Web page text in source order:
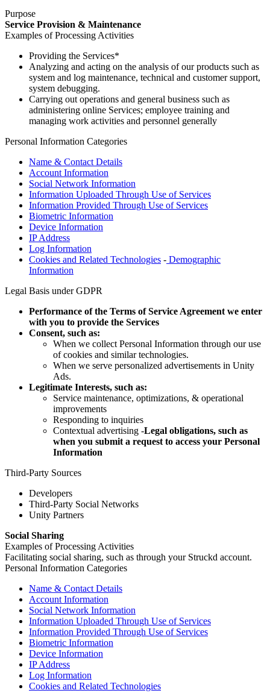
Purpose
Service Provision & Maintenance
Examples of Processing Activities
Providing the Services*
Analyzing and acting on the analysis of our products such as
system and log maintenance, technical and customer support,
system debugging.
Carrying out operations and general business such as
administering online Services; employee training and
managing work activities and personnel generally
Personal Information Categories
Name & Contact Details
Account Information
Social Network Information
Information Uploaded Through Use of Services
Information Provided Through Use of Services
Biometric Information
Device Information
IP Address
Log Information
Cookies and Related Technologies - Demographic
Information
Legal Basis under GDPR
Performance of the Terms of Service Agreement we enter
with you to provide the Services
Consent, such as:
When we collect Personal Information through our use
of cookies and similar technologies.
When we serve personalized advertisements in Unity
Ads.
Legitimate Interests, such as:
Service maintenance, optimizations, & operational
improvements
Responding to inquiries
Contextual advertising -Legal obligations, such as
when you submit a request to access your Personal
Information
Third-Party Sources
Developers
Third-Party Social Networks
Unity Partners
Social Sharing
Examples of Processing Activities
Facilitating social sharing, such as through your Struckd account.
Personal Information Categories
Name & Contact Details
Account Information
Social Network Information
Information Uploaded Through Use of Services
Information Provided Through Use of Services
Biometric Information
Device Information
IP Address
Log Information
Cookies and Related Technologies